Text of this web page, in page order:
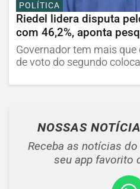
POLÍTICA
Riedel lidera disputa
com 46,2%, aponta
Governador tem mais
de voto do segundo
NOSSAS
Receba as notícias
seu app favorito